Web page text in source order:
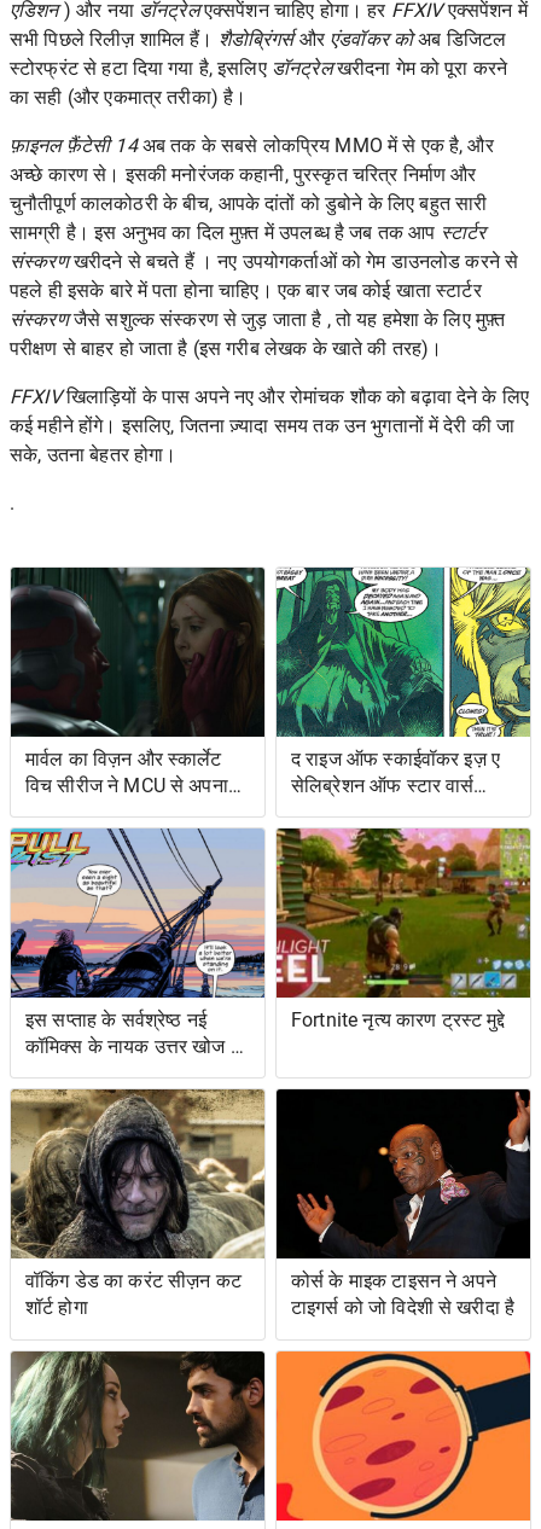
एडिशन) और नया डॉनट्रेलएक्सपेंशन चाहिए होगा। हर FFXIVएक्सपेंशनमें
सभी पिछले रिलीज़ शामिल हैं। शैडोब्रिंगर्सऔर एंडवॉकर कोअब डिजिटल
स्टोरफ्रंट से हटा दिया गया है, इसलिए डॉनट्रेलखरीदना गेम को पूरा करने
का सही (और एकमात्र तरीका) है।
फ़ाइनल फ़ैंटेसी 14अब तक के सबसे लोकप्रिय MMO में से एक है, और
अच्छे कारण से। इसकी मनोरंजक कहानी, पुरस्कृत चरित्र निर्माण और
चुनौतीपूर्ण कालकोठरी के बीच, आपके दांतों को डुबोने के लिए बहुत सारी
सामग्री है। इस अनुभव का दिल मुफ़्त में उपलब्ध है जब तक आप स्टार्टर
संस्करणखरीदने से बचते हैं । नए उपयोगकर्ताओं को गेम डाउनलोड करने से
पहले ही इसके बारे में पता होना चाहिए। एक बार जब कोई खाता स्टार्टर
संस्करणजैसे सशुल्क संस्करण से जुड़ जाता है , तो यह हमेशा के लिए मुफ़्त
परीक्षण से बाहर हो जाता है (इस गरीब लेखक के खाते की तरह)।
FFXIVखिलाड़ियों के पास अपने नए और रोमांचक शौक को बढ़ावा देने के लिए
कई महीने होंगे। इसलिए, जितना ज़्यादा समय तक उन भुगतानों में देरी की जा
सके, उतना बेहतर होगा।
.
मार्वल का विज़न और स्कार्लेट
विच सीरीज ने MCU से अपना
शोअरनर चुना
द राइज ऑफ स्काईवॉकर इज़ ए
सेलिब्रेशन ऑफ स्टार वार्स
ओल्ड एक्सटेंडेड यूनिवर्स- एंड
इट्स ग्रेटेस्ट रेस्ट्यूडिएशन
इस सप्ताह के सर्वश्रेष्ठ नई
कॉमिक्स के नायक उत्तर खोज रहे
हैं ... और प्रतिशोध समुद्र पर
Fortnite नृत्य कारण ट्रस्ट मुद्दे
वॉकिंग डेड का करंट सीज़न कट
शॉर्ट होगा
कोर्स के माइक टाइसन ने अपने
टाइगर्स को जो विदेशी से खरीदा है